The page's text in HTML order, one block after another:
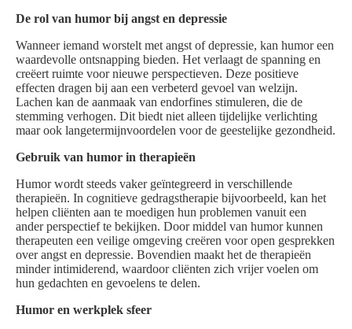
De rol van humor bij angst en depressie
Wanneer iemand worstelt met angst of depressie, kan humor een
waardevolle ontsnapping bieden. Het verlaagt de spanning en
creëert ruimte voor nieuwe perspectieven. Deze positieve
effecten dragen bij aan een verbeterd gevoel van welzijn.
Lachen kan de aanmaak van endorfines stimuleren, die de
stemming verhogen. Dit biedt niet alleen tijdelijke verlichting
maar ook langetermijnvoordelen voor de geestelijke gezondheid.
Gebruik van humor in therapieën
Humor wordt steeds vaker geïntegreerd in verschillende
therapieën. In cognitieve gedragstherapie bijvoorbeeld, kan het
helpen cliënten aan te moedigen hun problemen vanuit een
ander perspectief te bekijken. Door middel van humor kunnen
therapeuten een veilige omgeving creëren voor open gesprekken
over angst en depressie. Bovendien maakt het de therapieën
minder intimiderend, waardoor cliënten zich vrijer voelen om
hun gedachten en gevoelens te delen.
Humor en werkplek sfeer